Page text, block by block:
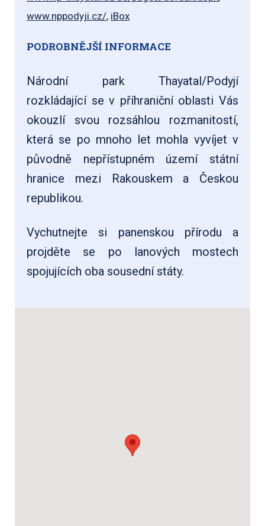
www.nppodyji.cz/, iBox
PODROBNĚJŠÍ INFORMACE
Národní park Thayatal/Podyjí
rozkládající se v příhraniční oblasti Vás
okouzlí svou rozsáhlou rozmanitostí,
která se po mnoho let mohla vyvíjet v
původně nepřístupném území státní
hranice mezi Rakouskem a Českou
republikou.
Vychutnejte si panenskou přírodu a
projděte se po lanových mostech
spojujících oba sousední státy.